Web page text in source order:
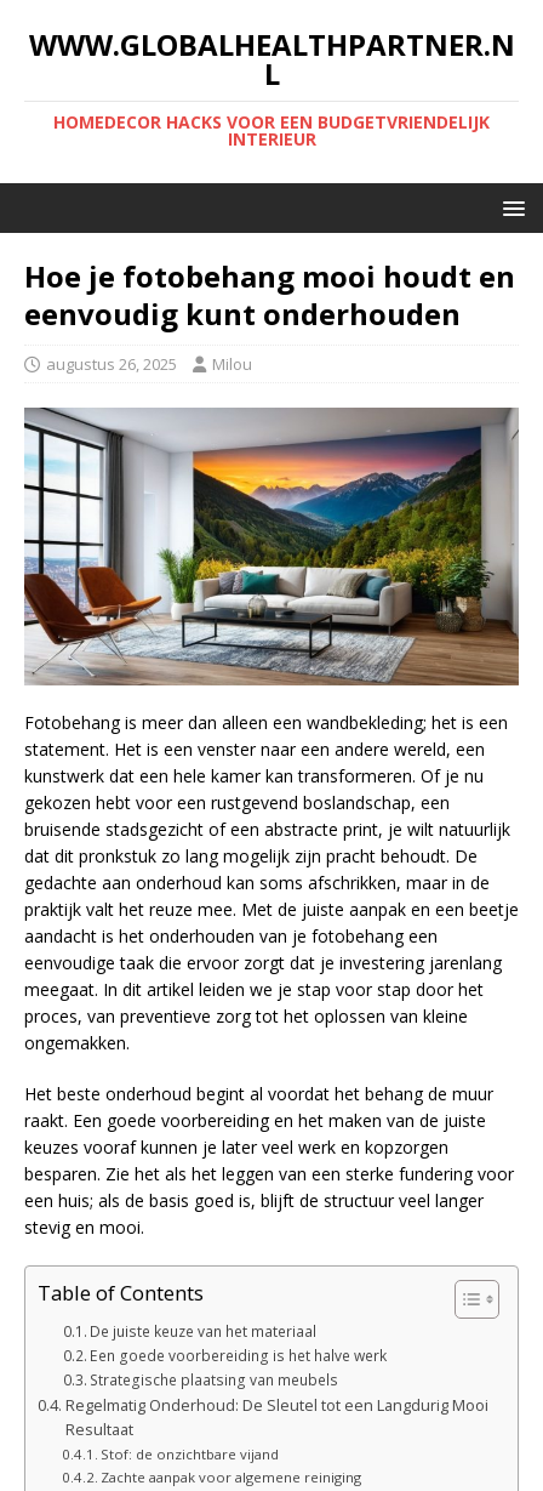
WWW.GLOBALHEALTHPARTNER.N
L
HOMEDECOR HACKS VOOR EEN BUDGETVRIENDELIJK
INTERIEUR
Hoe je fotobehang mooi houdt en
eenvoudig kunt onderhouden
augustus 26, 2025 Milou
Fotobehang is meer dan alleen een wandbekleding; het is een
statement. Het is een venster naar een andere wereld, een
kunstwerk dat een hele kamer kan transformeren. Of je nu
gekozen hebt voor een rustgevend boslandschap, een
bruisende stadsgezicht of een abstracte print, je wilt natuurlijk
dat dit pronkstuk zo lang mogelijk zijn pracht behoudt. De
gedachte aan onderhoud kan soms afschrikken, maar in de
praktijk valt het reuze mee. Met de juiste aanpak en een beetje
aandacht is het onderhouden van je fotobehang een
eenvoudige taak die ervoor zorgt dat je investering jarenlang
meegaat. In dit artikel leiden we je stap voor stap door het
proces, van preventieve zorg tot het oplossen van kleine
ongemakken.
Het beste onderhoud begint al voordat het behang de muur
raakt. Een goede voorbereiding en het maken van de juiste
keuzes vooraf kunnen je later veel werk en kopzorgen
besparen. Zie het als het leggen van een sterke fundering voor
een huis; als de basis goed is, blijft de structuur veel langer
stevig en mooi.
Table of Contents
De juiste keuze van het materiaal
Een goede voorbereiding is het halve werk
Strategische plaatsing van meubels
Regelmatig Onderhoud: De Sleutel tot een Langdurig Mooi
Resultaat
Stof: de onzichtbare vijand
Zachte aanpak voor algemene reiniging